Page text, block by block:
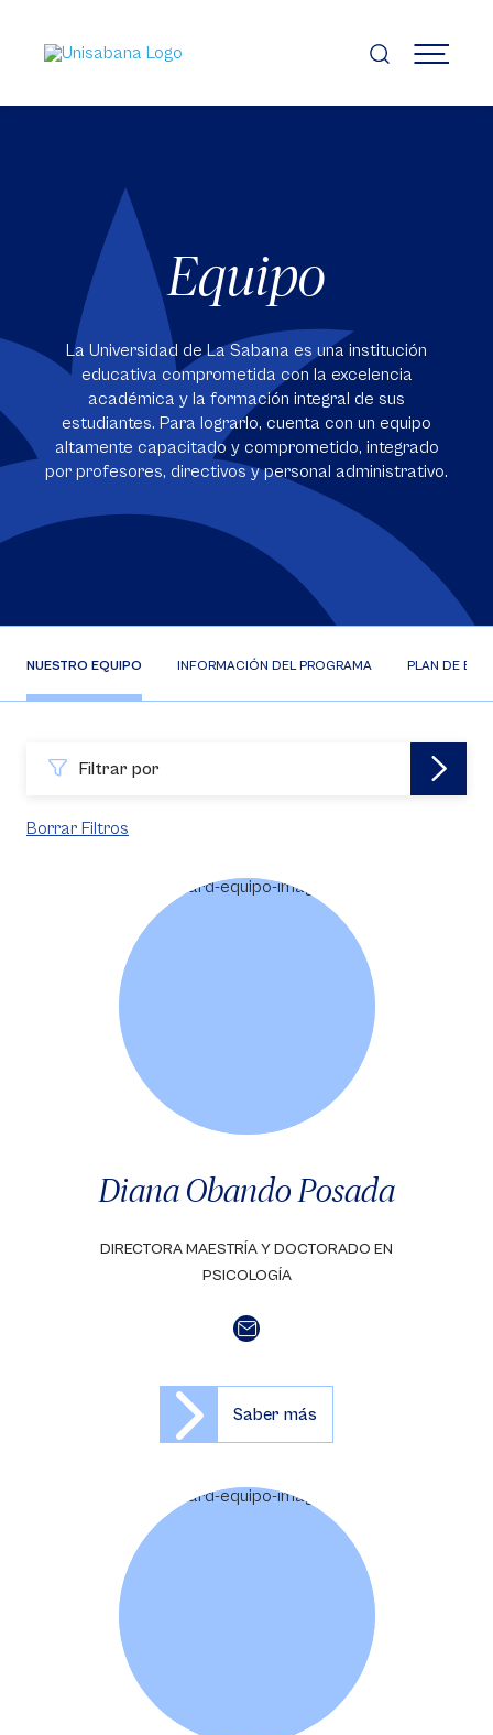
contenido
principal
MENÚ
Equipo
La Universidad de La Sabana es una institución
educativa comprometida con la excelencia
académica y la formación integral de sus
estudiantes. Para lograrlo, cuenta con un equipo
altamente capacitado y comprometido, integrado
por profesores, directivos y personal administrativo.
NUESTRO EQUIPO INFORMACIÓN DEL PROGRAMA PLAN DE
Filtrar por
Borrar Filtros
Diana Obando Posada
DIRECTORA MAESTRÍA Y DOCTORADO EN
PSICOLOGÍA
Saber más